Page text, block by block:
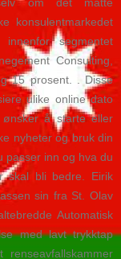
konsulentmarkedet
segmentet
Consulting,
15 prosent. . Disse
ulike online dato
å starte eller
nyheter og bruk din
passer inn og hva du
skal bli bedre. Eirik
sin fra St. Olav
Automatisk
med lavt trykktap